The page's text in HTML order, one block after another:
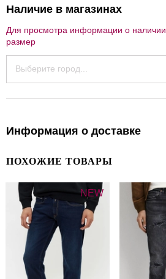
Наличие в магазинах
Для просмотра информации о
размер
Выберите город...
Информация о доставке
ПОХОЖИЕ ТОВАРЫ
NEW